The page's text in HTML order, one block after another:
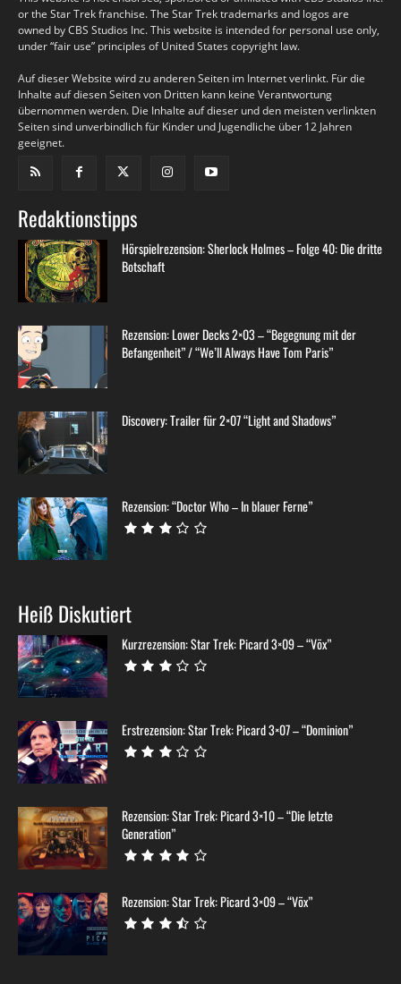
or the Star Trek franchise. The Star Trek trademarks and logos are
owned by CBS Studios Inc. This website is intended for personal use only,
under “fair use” principles of United States copyright law.
Auf dieser Website wird zu anderen Seiten im Internet verlinkt. Für die
Inhalte auf diesen Seiten von Dritten kann keine Verantwortung
übernommen werden. Die Inhalte auf dieser und den meisten verlinkten
Seiten sind unverbindlich für Kinder und Jugendliche über 12 Jahren
geeignet.
Redaktionstipps
Hörspielrezension: Sherlock Holmes – Folge 40: Die dritte
Botschaft
Rezension: Lower Decks 2×03 – “Begegnung mit der
Befangenheit” / “We’ll Always Have Tom Paris”
Discovery: Trailer für 2×07 “Light and Shadows”
Rezension: “Doctor Who – In blauer Ferne”
Heiß Diskutiert
Kurzrezension: Star Trek: Picard 3×09 – “Võx”
Erstrezension: Star Trek: Picard 3×07 – “Dominion”
Rezension: Star Trek: Picard 3×10 – “Die letzte
Generation”
Rezension: Star Trek: Picard 3×09 – “Võx”